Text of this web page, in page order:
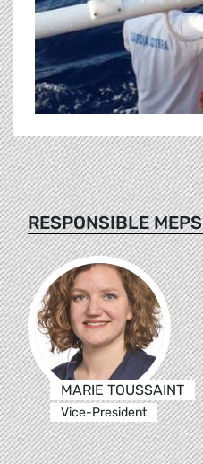
RESPONSIBLE MEPS
MARIE TOUSSAINT
Vice-President